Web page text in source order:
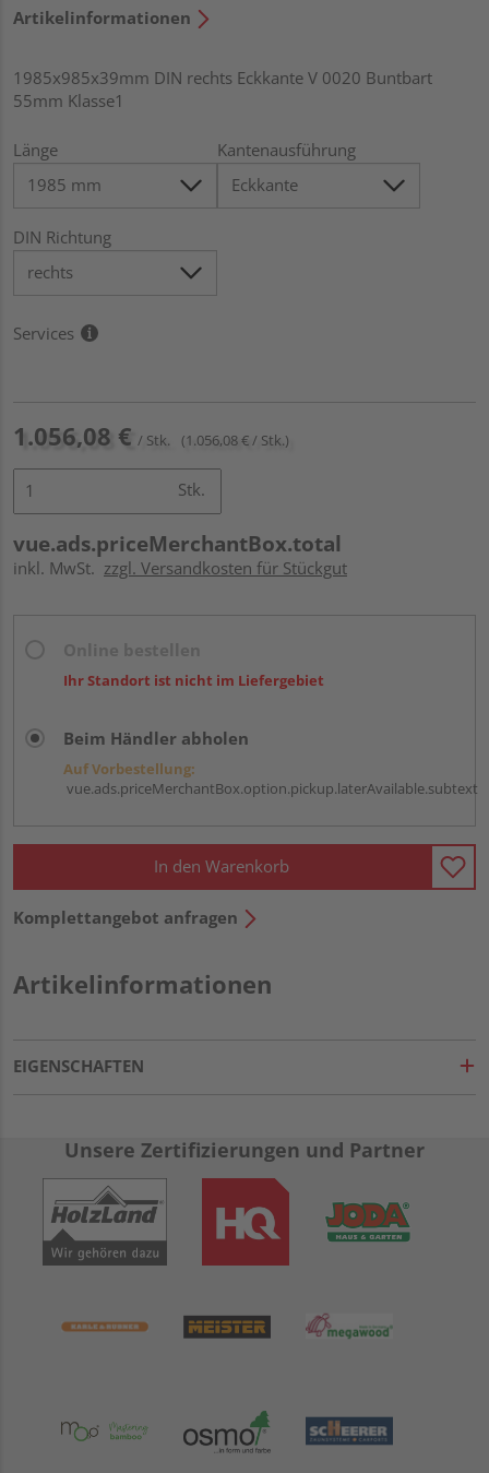
Artikelinformationen
1985x985x39mm DIN rechts Eckkante V 0020 Buntbart
55mm Klasse1
Länge Kantenausführung
DIN Richtung
Services
1.056,08 € / Stk. (1.056,08 € / Stk.)
Stk.
vue.ads.priceMerchantBox.total
inkl. MwSt. zzgl. Versandkosten für Stückgut
Ihr Standort ist nicht im Liefergebiet
Beim Händler abholen
Auf Vorbestellung:
vue.ads.priceMerchantBox.option.pickup.laterAvailable.subtext
In den Warenkorb
Komplettangebot anfragen
Artikelinformationen
EIGENSCHAFTEN
Unsere Zertifizierungen und Partner